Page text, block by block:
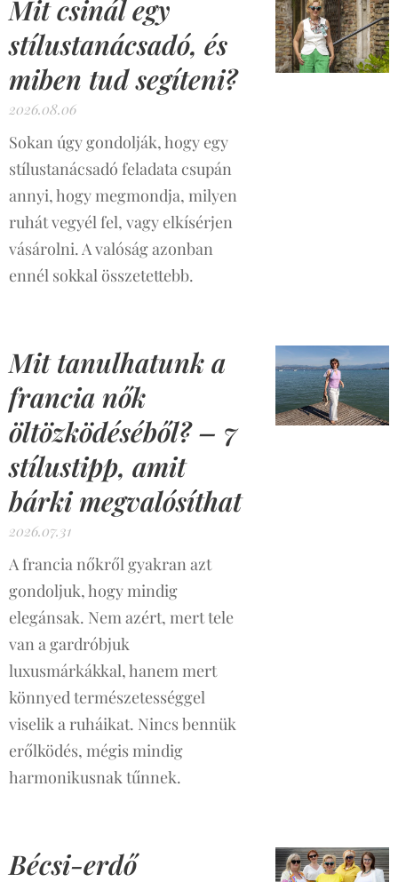
Mit csinál egy
stílustanácsadó, és
miben tud segíteni?
2026.08.06
Sokan úgy gondolják, hogy egy
stílustanácsadó feladata csupán
annyi, hogy megmondja, milyen
ruhát vegyél fel, vagy elkísérjen
vásárolni. A valóság azonban
ennél sokkal összetettebb.
Mit tanulhatunk a
francia nők
öltözködéséből? – 7
stílustipp, amit
bárki megvalósíthat
2026.07.31
A francia nőkről gyakran azt
gondoljuk, hogy mindig
elegánsak. Nem azért, mert tele
van a gardróbjuk
luxusmárkákkal, hanem mert
könnyed természetességgel
viselik a ruháikat. Nincs bennük
erőlködés, mégis mindig
harmonikusnak tűnnek.
Bécsi-erdő